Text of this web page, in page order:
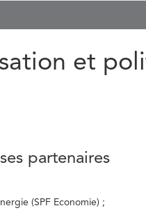
et
partenaires
(SPF Economie) ;